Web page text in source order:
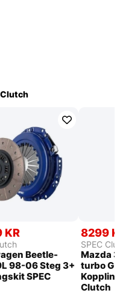
Clutch
KR
Beetle-
98-06 Steg 3+
SPEC
8299
SPEC
Mazda
turbo
Clutch